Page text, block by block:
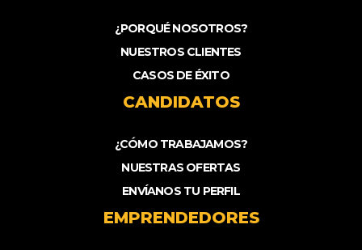
¿PORQUÉ NOSOTROS?
NUESTROS CLIENTES
CASOS DE ÉXITO
CANDIDATOS
¿CÓMO TRABAJAMOS?
NUESTRAS OFERTAS
ENVÍANOS TU PERFIL
EMPRENDEDORES